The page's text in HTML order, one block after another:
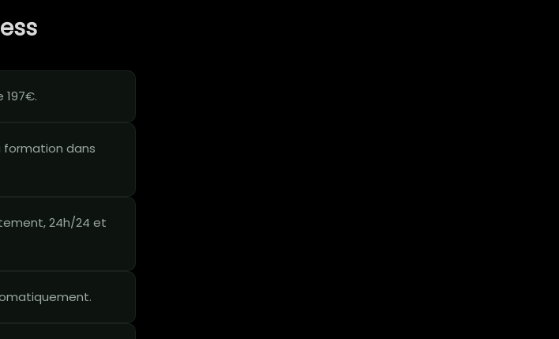
197€.
dans
24h/24 et